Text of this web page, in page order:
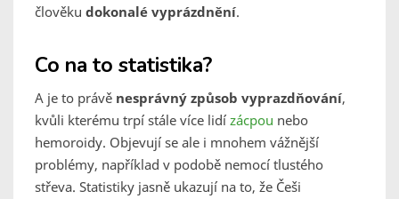
člověku dokonalé vyprázdnění.
Co na to statistika?
A je to právě nesprávný způsob vyprazdňování,
kvůli kterému trpí stále více lidí zácpou nebo
hemoroidy. Objevují se ale i mnohem vážnější
problémy, například v podobě nemocí tlustého
střeva. Statistiky jasně ukazují na to, že Češi